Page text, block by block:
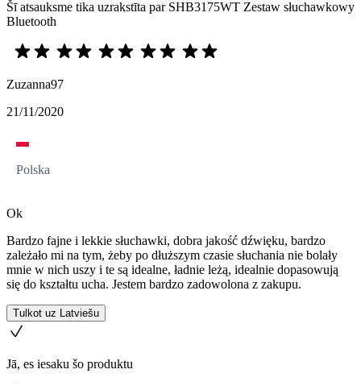
Šī atsauksme tika uzrakstīta par SHB3175WT Zestaw słuchawkowy
Bluetooth
Zuzanna97
21/11/2020
Polska
Ok
Bardzo fajne i lekkie słuchawki, dobra jakość dźwięku, bardzo
zależało mi na tym, żeby po dłuższym czasie słuchania nie bolały
mnie w nich uszy i te są idealne, ładnie leżą, idealnie dopasowują
się do kształtu ucha. Jestem bardzo zadowolona z zakupu.
Tulkot uz Latviešu
Jā, es iesaku šo produktu